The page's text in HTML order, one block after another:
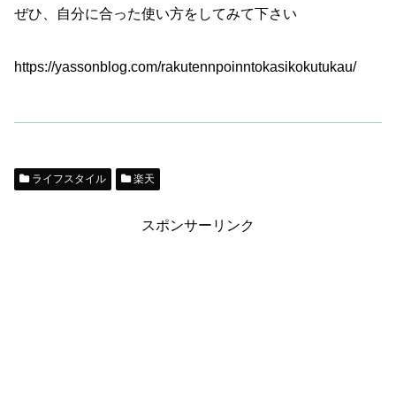
ぜひ、自分に合った使い方をしてみて下さい
https://yassonblog.com/rakutennpoinntokasikokutukau/
ライフスタイル 楽天
スポンサーリンク